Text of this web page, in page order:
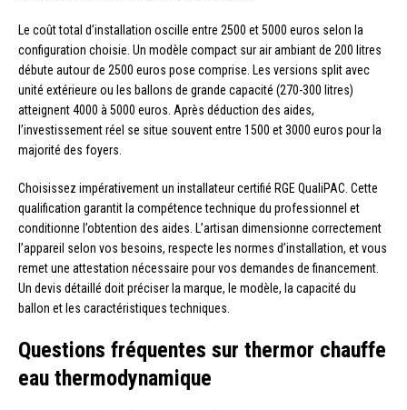
Le coût total d’installation oscille entre 2500 et 5000 euros selon la
configuration choisie. Un modèle compact sur air ambiant de 200 litres
débute autour de 2500 euros pose comprise. Les versions split avec
unité extérieure ou les ballons de grande capacité (270-300 litres)
atteignent 4000 à 5000 euros. Après déduction des aides,
l’investissement réel se situe souvent entre 1500 et 3000 euros pour la
majorité des foyers.
Choisissez impérativement un installateur certifié RGE QualiPAC. Cette
qualification garantit la compétence technique du professionnel et
conditionne l’obtention des aides. L’artisan dimensionne correctement
l’appareil selon vos besoins, respecte les normes d’installation, et vous
remet une attestation nécessaire pour vos demandes de financement.
Un devis détaillé doit préciser la marque, le modèle, la capacité du
ballon et les caractéristiques techniques.
Questions fréquentes sur thermor chauffe
eau thermodynamique